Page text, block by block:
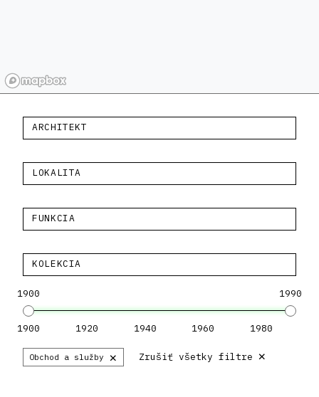
ARCHITEKT
LOKALITA
FUNKCIA
KOLEKCIA
1900 1990
1900 1920 1940 1960 1980
Obchod a služby × Zrušiť všetky filtre ×